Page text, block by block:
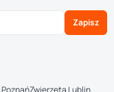
Zapisz
PoznańZwierzęta Lublin